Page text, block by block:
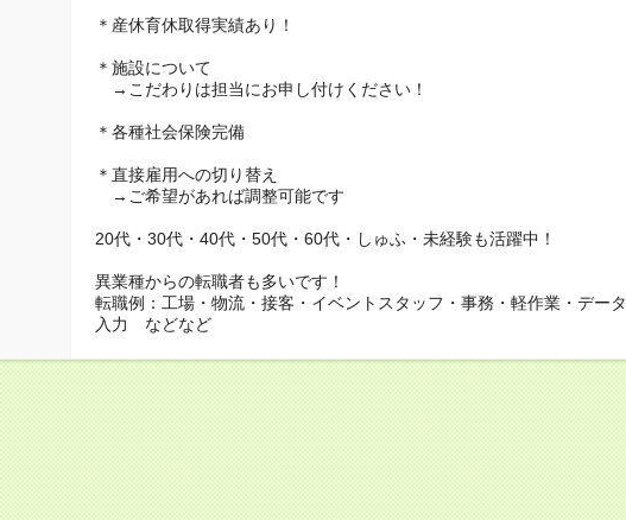
＊産休育休取得実績あり！
＊施設について
→こだわりは担当にお申し付けください！
＊各種社会保険完備
＊直接雇用への切り替え
→ご希望があれば調整可能です
20代・30代・40代・50代・60代・しゅふ・未経験も活躍中！
異業種からの転職者も多いです！
転職例：工場・物流・接客・イベントスタッフ・事務・軽作業・データ
入力 などなど